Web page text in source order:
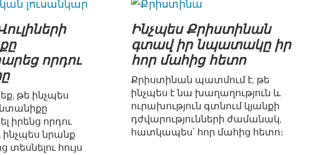
որդու
թե ինչպես
իրենց որդու
ինչպես նրանք
տեսնելու հույս
Ինչպես Քրիստինան
գտավ իր նպատակը իր
հոր մահից հետո
Քրիստինան պատմում է, թե
ինչպես է նա խաղաղություն և
ուրախություն գտնում կյանքի
դժվարությունների ժամանակ,
հատկապես՝ հոր մահից հետո։